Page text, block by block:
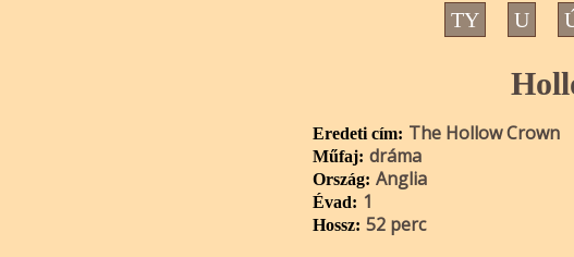
TY U
Eredeti cím: The Hollow Crown
Műfaj: dráma
Ország: Anglia
Évad: 1
Hossz: 52 perc